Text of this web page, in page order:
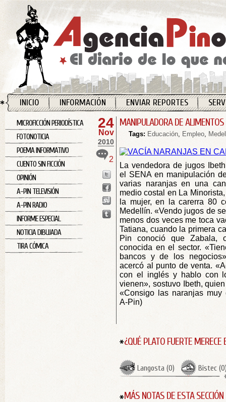
INICIO INFORMACIÓN ENVIAR REPORTES
MICROFICCIÓN PERIODÍSTICA
FOTONOTICIA
POEMA INFORMATIVO
CUENTO SIN FICCIÓN
OPINIÓN
A-PIN TELEVISIÓN
A-PIN RADIO
INFORME ESPECIAL
NOTICIA DIBUJADA
TIRA CÓMICA
24
Nov
2010
2
MANIPULADORA DE
Tags: Educación, Empleo,
La vendedora de jugos
el SENA en manipulación
varias naranjas en una
medio costal en La
la mujer, en la carerra 80
Medellín. «Vendo jugos de
menos dos veces me toca
Tatiana, cuando la primera
Pin conoció que Zabala,
conocida en el sector.
bancos y de los
acercó al punto de venta.
con el inglés y hablo con
vienen», sostuvo Ibeth,
«Consigo las naranjas muy
A-Pin)
¿QUÉ PLATO FUERTE MERECE
Langosta (0) Bistec (0
MÁS NOTAS DE ESTA SECCIÓN